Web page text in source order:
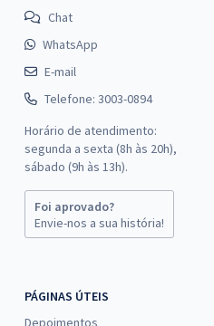
Chat
WhatsApp
E-mail
Telefone: 3003-0894
Horário de atendimento:
segunda a sexta (8h às 20h),
sábado (9h às 13h).
Foi aprovado?
Envie-nos a sua história!
PÁGINAS ÚTEIS
Depoimentos